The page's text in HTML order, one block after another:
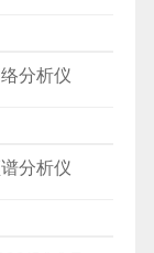
分析仪
分析仪